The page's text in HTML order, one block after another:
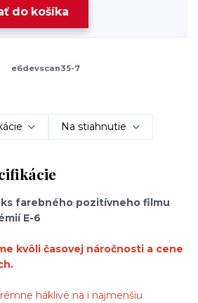
do košíka
e6devscan35-7
Na stiahnutie
farebného pozitívneho filmu
E-6
kvôli časovej náročnosti a cene
háklivé na i najmenšiu